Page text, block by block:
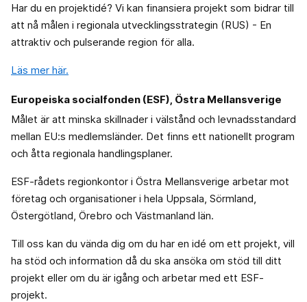
Har du en projektidé? Vi kan finansiera projekt som bidrar till
att nå målen i regionala utvecklingsstrategin (RUS) - En
attraktiv och pulserande region för alla.
Läs mer här.
Europeiska socialfonden (ESF), Östra Mellansverige
Målet är att minska skillnader i välstånd och levnadsstandard
mellan EU:s medlemsländer. Det finns ett nationellt program
och åtta regionala handlingsplaner.
ESF-rådets regionkontor i Östra Mellansverige arbetar mot
företag och organisationer i hela Uppsala, Sörmland,
Östergötland, Örebro och Västmanland län.
Till oss kan du vända dig om du har en idé om ett projekt, vill
ha stöd och information då du ska ansöka om stöd till ditt
projekt eller om du är igång och arbetar med ett ESF-
projekt.